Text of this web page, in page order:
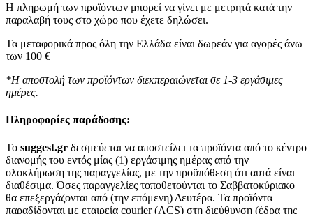
Η πληρωμή των προϊόντων μπορεί να γίνει με μετρητά κατά την
παραλαβή τους στο χώρο που έχετε δηλώσει.
Τα μεταφορικά προς όλη την Ελλάδα είναι δωρεάν για αγορές άνω
των 100 €
*Η αποστολή των προϊόντων διεκπεραιώνεται σε 1-3 εργάσιμες
ημέρες.
Πληροφορίες παράδοσης:
To suggest.gr δεσμεύεται να αποστείλει τα προϊόντα από το κέντρο
διανομής του εντός μίας (1) εργάσιμης ημέρας από την
ολοκλήρωση της παραγγελίας, με την προϋπόθεση ότι αυτά είναι
διαθέσιμα. Όσες παραγγελίες τοποθετούνται το Σαββατοκύριακο
θα επεξεργάζονται από (την επόμενη) Δευτέρα. Τα προϊόντα
παραδίδονται με εταιρεία courier (ACS) στη διεύθυνση (έδρα της